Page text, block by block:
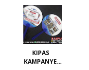
KIPAS
KAMPANYE